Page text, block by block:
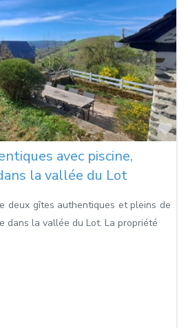
avec piscine,
la vallée du Lot
deux gîtes authentiques et pleins de
dans la vallée du Lot. La propriété